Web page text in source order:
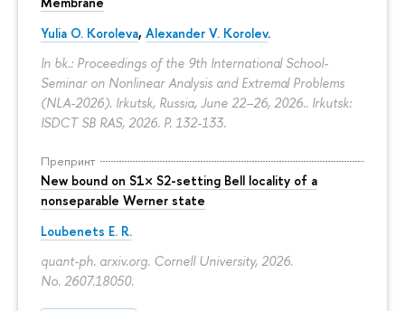
Yulia O. Koroleva, Alexander V. Korolev.
In bk.: Proceedings of the 9th International School-
Seminar on Nonlinear Analysis and Extremal Problems
(NLA-2026). Irkutsk, Russia, June 22–26, 2026.. Irkutsk:
ISDCT SB RAS, 2026. P. 132-133.
Препринт
New bound on S1× S2-setting Bell locality of a
nonseparable Werner state
Loubenets E. R.
quant-ph. arxiv.org. Cornell University, 2026.
No. 2607.18050.